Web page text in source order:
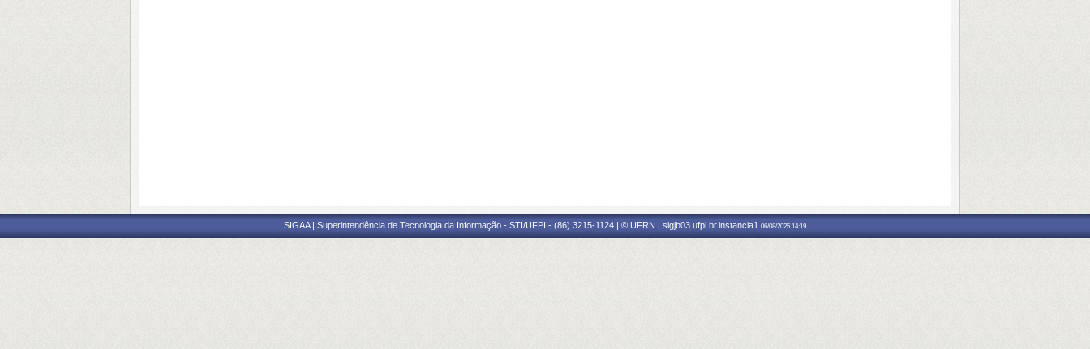
SIGAA | Superintendência de Tecnologia da Informação - STI/UFPI - (86) 3215-1124 | © UFRN | sigjb03.ufpi.br.instancia1 06/08/2026 14:19